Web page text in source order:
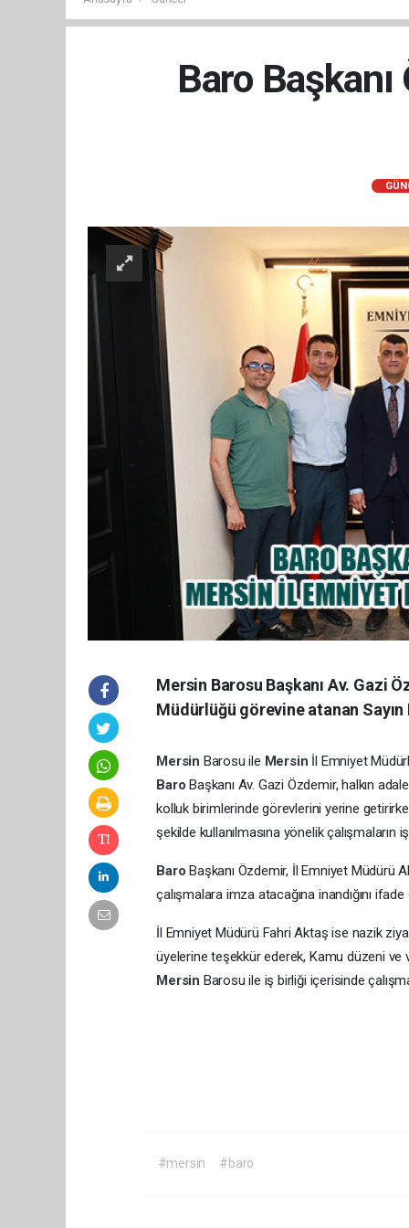
Baro
Mersin Barosu Başkanı Av. Gazi
Müdürlüğü görevine atanan
Mersin Barosu ile Mersin İl Emniyet
BaroBaşkanı Av. Gazi Özdemir, halkın
kolluk birimlerinde görevlerini yerine
şekilde kullanılmasına yönelik çalışmaların
BaroBaşkanı Özdemir, İl Emniyet Müdürü
çalışmalara imza atacağına inandığını
İl Emniyet Müdürü Fahri Aktaş ise nazik
üyelerine teşekkür ederek, Kamu düzeni ve
Mersin Barosu ile iş birliği
#mersin #baro